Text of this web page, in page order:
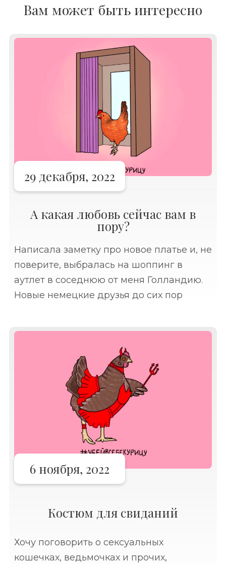
Вам может быть интересно
29 декабря, 2022
А какая любовь сейчас вам в
пору?
Написала заметку про новое платье и, не
поверите, выбралась на шоппинг в
аутлет в соседнюю от меня Голландию.
Новые немецкие друзья до сих пор
6 ноября, 2022
Костюм для свиданий
Хочу поговорить о сексуальных
кошечках, ведьмочках и прочих,